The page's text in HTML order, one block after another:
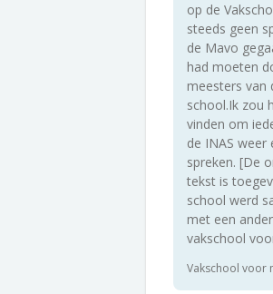
op de
steeds geen
de Mavo
had moeten
meesters van
school.Ik zou
vinden om
de INAS weer
spreken. [De
tekst is
school werd
met een
vakschool
Vakschool voor